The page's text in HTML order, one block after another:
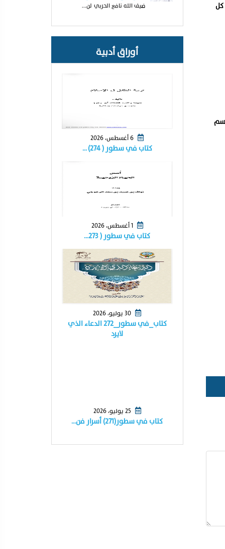
كل ضيف الله نافع الحربي لن...
أوراق أدبية
كتاب في سطور ( ٢٧٤) …
1 أغسطس، 2026
كتاب في سطور ( ٢٧٣…
كتاب_في سطور_٢٧٢ الدعاء الذي
لايرد
كتاب في سطور(٢٧١) أسرار فن…